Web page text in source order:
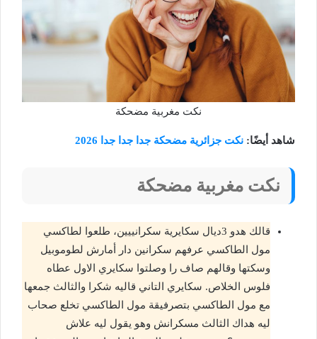
نكت مغربية مضحكة
شاهد أيضًا: نكت جزائرية مضحكة جدا جدا جدا 2026
نكت مغربية مضحكة
قالك هدو 3ديال سكايرية سكرانييين، طلعوا لطاكسي
مول الطاكسي عرفهم سكرانين دار أمارش لطوموبيل
وسكتها وقالهم صاف را وصلتوا سكايري الاول عطاه
فلوس الخلاص. سكايري التاني قاليه شكرا والثالث جمعها
مع مول الطاكسي بتصرفيقة مول الطاكسي تخلع صحاب
ليه هداك الثالث مسكرانش وهو يقول ليه علاش